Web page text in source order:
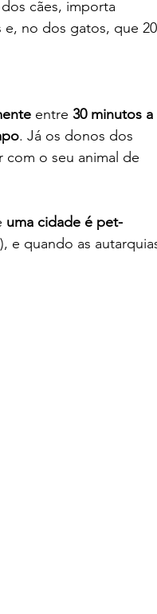
cães, importa
e, no dos gatos, que
entre 30 minutos a
. Já os donos dos
com o seu animal de
uma cidade é pet-
e quando as